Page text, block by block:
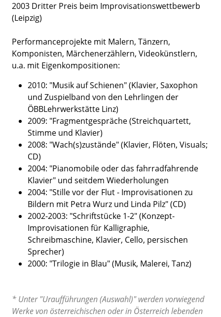
2003 Dritter Preis beim Improvisationswettbewerb
(Leipzig)
Performanceprojekte mit Malern, Tänzern,
Komponisten, Märchenerzählern, Videokünstlern,
u.a. mit Eigenkompositionen:
2010: "Musik auf Schienen" (Klavier, Saxophon
und Zuspielband von den Lehrlingen der
ÖBBLehrwerkstätte Linz)
2009: "Fragmentgespräche (Streichquartett,
Stimme und Klavier)
2008: "Wach(s)zustände" (Klavier, Flöten, Visuals;
CD)
2004: "Pianomobile oder das fahrradfahrende
Klavier" und seitdem Wiederholungen
2004: "Stille vor der Flut - Improvisationen zu
Bildern mit Petra Wurz und Linda Pilz" (CD)
2002-2003: "Schriftstücke 1-2" (Konzept-
Improvisationen für Kalligraphie,
Schreibmaschine, Klavier, Cello, persischen
Sprecher)
2000: "Trilogie in Blau" (Musik, Malerei, Tanz)
* Unter "Uraufführungen (Auswahl)" werden vorwiegend
Werke von österreichischen oder in Österreich lebenden